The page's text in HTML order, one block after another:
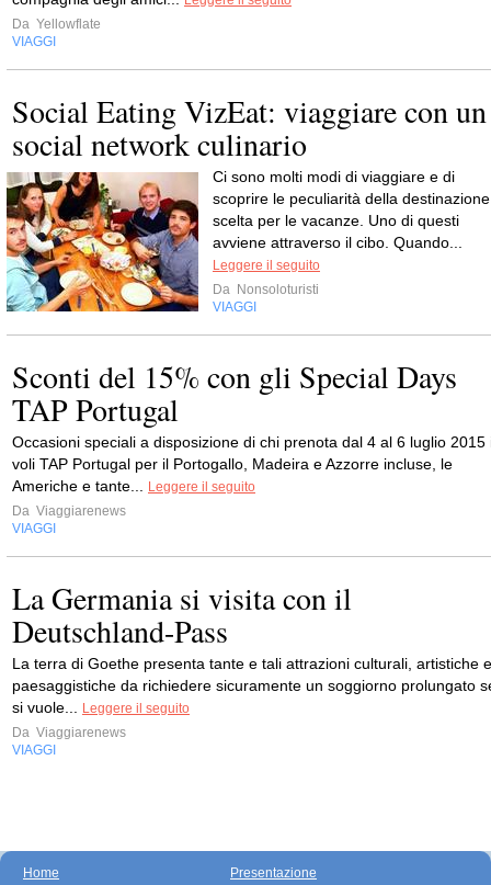
Da Yellowflate
VIAGGI
Social Eating VizEat: viaggiare con un
social network culinario
Ci sono molti modi di viaggiare e di
scoprire le peculiarità della destinazione
scelta per le vacanze. Uno di questi
avviene attraverso il cibo. Quando...
Leggere il seguito
Da Nonsoloturisti
VIAGGI
Sconti del 15% con gli Special Days
TAP Portugal
Occasioni speciali a disposizione di chi prenota dal 4 al 6 luglio 2015
voli TAP Portugal per il Portogallo, Madeira e Azzorre incluse, le
Americhe e tante...
Leggere il seguito
Da Viaggiarenews
VIAGGI
La Germania si visita con il
Deutschland-Pass
La terra di Goethe presenta tante e tali attrazioni culturali, artistiche e
paesaggistiche da richiedere sicuramente un soggiorno prolungato
si vuole...
Leggere il seguito
Da Viaggiarenews
VIAGGI
Home Presentazione